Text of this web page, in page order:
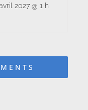
2027 @ 1 h